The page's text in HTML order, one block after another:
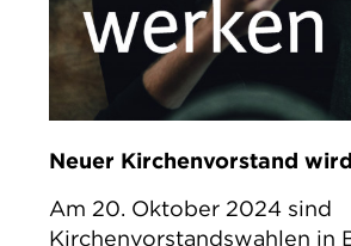
Neuer Kirchenvorstand
Am 20. Oktober 2024 sind
Kirchenvorstandswahlen in